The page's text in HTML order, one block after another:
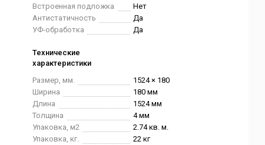
Встроенная подложка
Нет
Антистатичность
Да
УФ-обработка
Да
Технические
характеристики
Размер, мм.
1524 × 180
Ширина
180 мм
Длина
1524 мм
Толщина
4 мм
Упаковка, м2
2.74 кв. м.
Упаковка, кг.
22 кг